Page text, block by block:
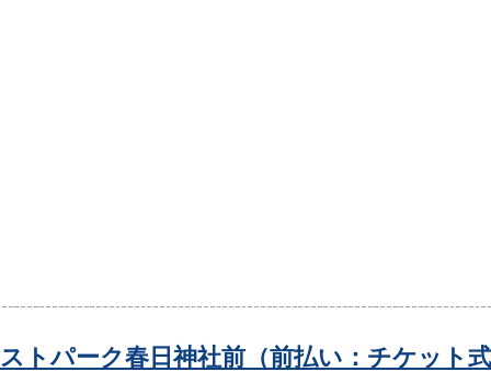
ストパーク春日神社前（前払い：チケット